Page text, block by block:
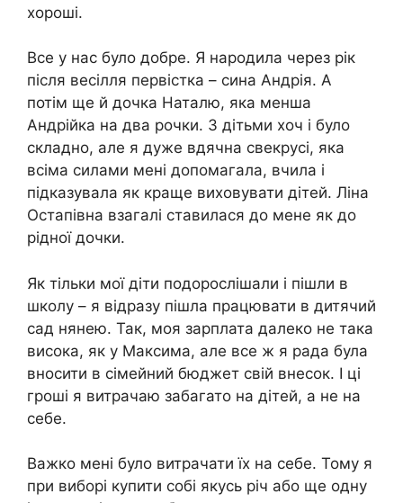
хороші.
Все у нас було добре. Я народила через рік
після весілля первістка – сина Андрія. А
потім ще й дочка Наталю, яка менша
Андрійка на два рочки. З дітьми хоч і було
складно, але я дуже вдячна свекрусі, яка
всіма силами мені допомагала, вчила і
підказувала як краще виховувати дітей. Ліна
Остапівна взагалі ставилася до мене як до
рідної дочки.
Як тільки мої діти подорослішали і пішли в
школу – я відразу пішла працювати в дитячий
сад нянею. Так, моя зарплата далеко не така
висока, як у Максима, але все ж я рада була
вносити в сімейний бюджет свій внесок. І ці
гроші я витрачаю забагато на дітей, а не на
себе.
Важко мені було витрачати їх на себе. Тому я
при виборі купити собі якусь річ або ще одну